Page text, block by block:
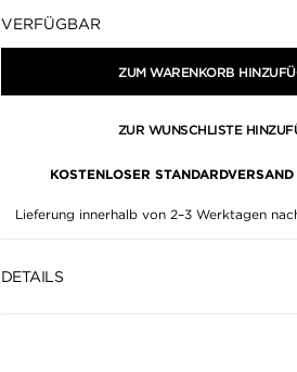
Verfügbarkeit:
VERFÜGBAR
ZUM WARENKORB
ZUR WUNSCHLISTE
KOSTENLOSER
Lieferung innerhalb von 2–3 Werktagen
DETAILS